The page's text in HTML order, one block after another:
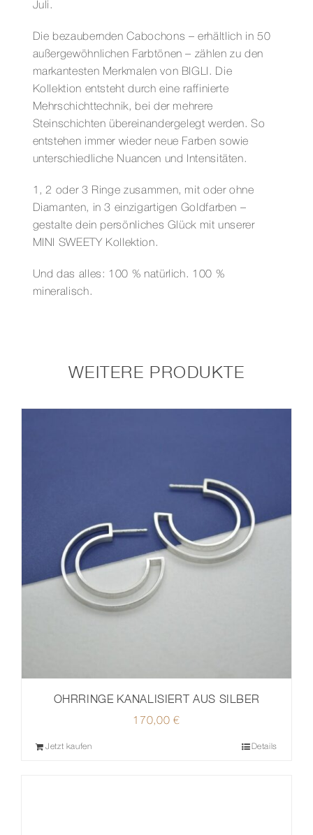
Juli.
Die bezaubernden Cabochons – erhältlich in 50
außergewöhnlichen Farbtönen – zählen zu den
markantesten Merkmalen von BIGLI. Die
Kollektion entsteht durch eine raffinierte
Mehrschichttechnik, bei der mehrere
Steinschichten übereinandergelegt werden. So
entstehen immer wieder neue Farben sowie
unterschiedliche Nuancen und Intensitäten.
1, 2 oder 3 Ringe zusammen, mit oder ohne
Diamanten, in 3 einzigartigen Goldfarben –
gestalte dein persönliches Glück mit unserer
MINI SWEETY Kollektion.
Und das alles: 100 % natürlich. 100 %
mineralisch.
WEITERE PRODUKTE
OHRRINGE KANALISIERT AUS SILBER
170,00 €
Jetzt kaufen Details